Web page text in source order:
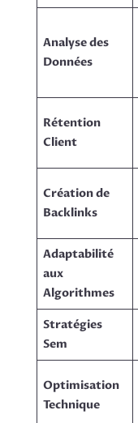
Analyse des
Données
Rétention
Client
Création de
Backlinks
Adaptabilité
aux
Algorithmes
Stratégies
Sem
Optimisation
Technique